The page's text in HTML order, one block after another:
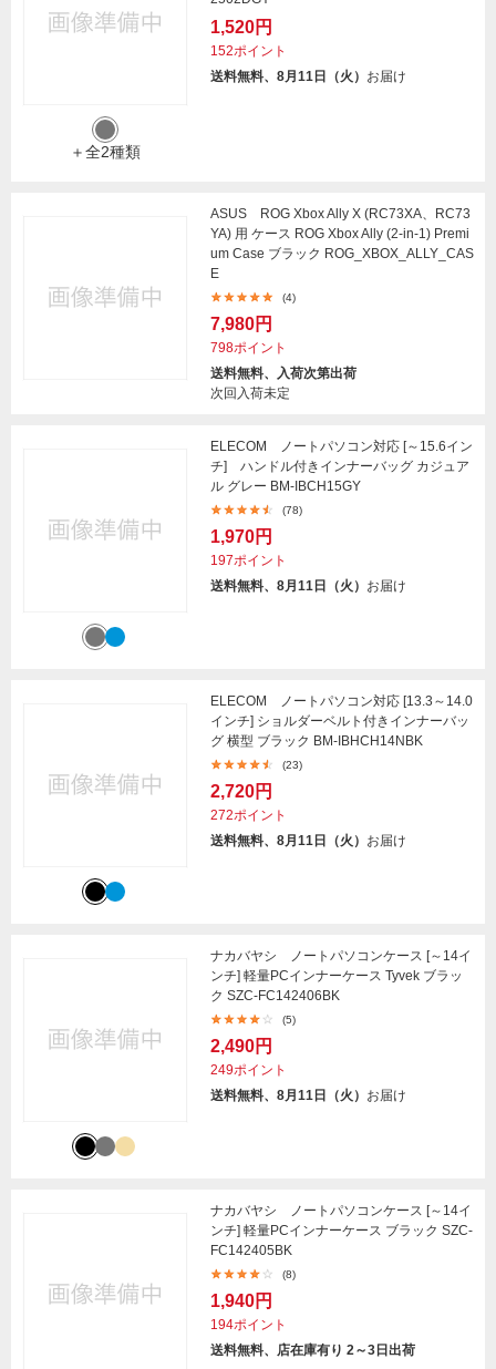
＋全2種類
1,520円
152ポイント
送料無料、8月11日（火） お届け
ASUS ROG Xbox Ally X (RC73XA、RC73
YA) 用 ケース ROG Xbox Ally (2-in-1) Premi
um Case ブラック ROG_XBOX_ALLY_CAS
E
(4)
7,980円
798ポイント
送料無料、入荷次第出荷
次回入荷未定
ELECOM ノートパソコン対応 [～15.6イン
チ] ハンドル付きインナーバッグ カジュア
ル グレー BM-IBCH15GY
(78)
1,970円
197ポイント
送料無料、8月11日（火） お届け
ELECOM ノートパソコン対応 [13.3～14.0
インチ] ショルダーベルト付きインナーバッ
グ 横型 ブラック BM-IBHCH14NBK
(23)
2,720円
272ポイント
送料無料、8月11日（火） お届け
ナカバヤシ ノートパソコンケース [～14イ
ンチ] 軽量PCインナーケース Tyvek ブラッ
ク SZC-FC142406BK
(5)
2,490円
249ポイント
送料無料、8月11日（火） お届け
ナカバヤシ ノートパソコンケース [～14イ
ンチ] 軽量PCインナーケース ブラック SZC-
FC142405BK
(8)
1,940円
194ポイント
送料無料、店在庫有り 2～3日出荷